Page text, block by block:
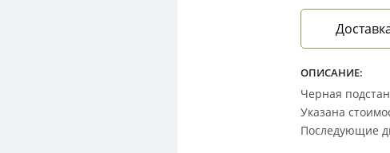
ОПИСАНИЕ:
Черная
Указана
Последующие